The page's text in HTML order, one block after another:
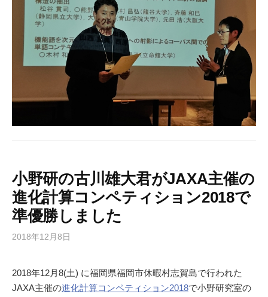
小野研の古川雄大君がJAXA主催の
進化計算コンペティション2018で
準優勝しました
2018年12月8日
2018年12月8(土) に福岡県福岡市休暇村志賀島で行われた
JAXA主催の進化計算コンペティション2018で小野研究室の